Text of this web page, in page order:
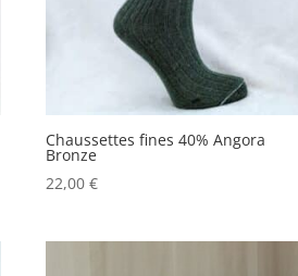
Chaussettes fines 40% Angora
Bronze
22,00€